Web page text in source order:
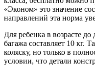
«Эконом» это значение
направлений эта норма
Для ребенка в возрасте
багажа составляет 10 кг.
коляску, но только в
условии, что детали